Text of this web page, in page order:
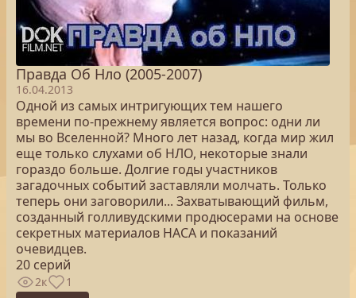
Правда Об Нло (2005-2007)
16.04.2013
Одной из самых интригующих тем нашего
времени по-прежнему является вопрос: одни ли
мы во Вселенной? Много лет назад, когда мир жил
еще только слухами об НЛО, некоторые знали
гораздо больше. Долгие годы участников
загадочных событий заставляли молчать. Только
теперь они заговорили... Захватывающий фильм,
созданный голливудскими продюсерами на основе
секретных материалов НАСА и показаний
очевидцев.
20 серий
2к 1